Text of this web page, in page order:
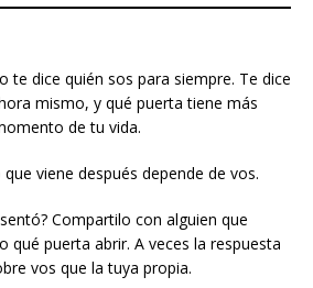
te dice quién sos para siempre. Te dice
mismo, y qué puerta tiene más
de tu vida.
viene después depende de vos.
Compartilo con alguien que
qué puerta abrir. A veces la respuesta
vos que la tuya propia.